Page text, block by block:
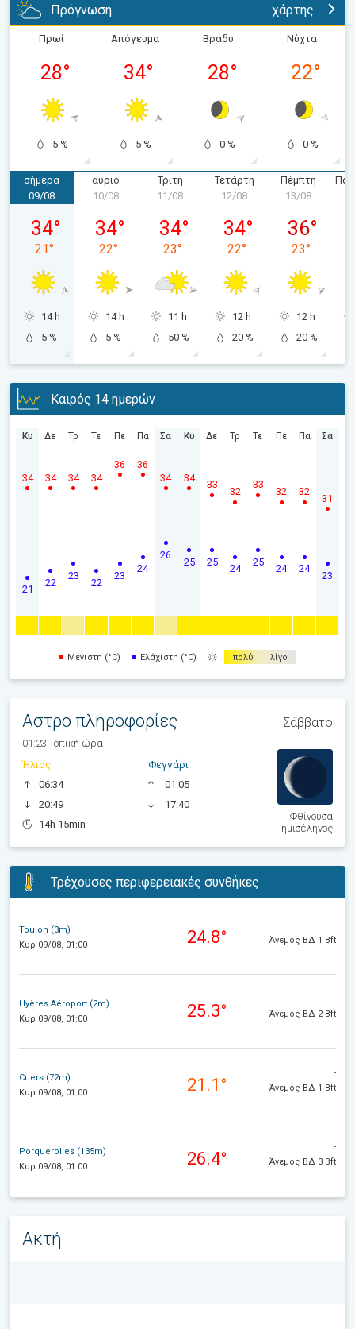
Πρόγνωση χάρτης
Πρωί
28°
5 %
Απόγευμα
34°
5 %
Βράδυ
28°
0 %
Νύχτα
22°
0 %
σήμερα
Κυριακή 09/08
09/08
34°
21°
14 h
5 %
αύριο
Δευτέρα 10/08
10/08
34°
22°
14 h
5 %
Τρίτη
11/08
34°
23°
11 h
50 %
Τετάρτη
Τετάρτη 12/08
12/08
34°
22°
12 h
20 %
Πέμπτη
13/08
36°
23°
12 h
20 %
Καιρός 14 ημερών
Κυ
21
34
Δε
22
34
Τρ
23
34
Τε
22
34
Πε
23
36
Πα
24
36
Σα
26
34
Κυ
25
34
Δε
25
33
Τρ
24
32
Τε
25
33
Πε
24
32
Πα
24
32
Σα
23
31
Μέγιστη (°C) Ελάχιστη (°C) πολύ λίγο
Αστρο πληροφορίες Σάββατο
01:23 Τοπική ώρα
Ήλιος
06:34
20:49
14h 15min
Φεγγάρι
01:05
17:40
Φθίνουσα
ημισέληνος
Τρέχουσες περιφερειακές συνθήκες
Toulon (3m)
Κυρ 09/08, 01:00
24.8°
-
Άνεμος ΒΔ 1 Bft
Hyères Aéroport (2m)
Κυρ 09/08, 01:00
25.3°
-
Άνεμος ΒΔ 2 Bft
Cuers (72m)
Κυρ 09/08, 01:00
21.1°
-
Άνεμος ΒΔ 1 Bft
Porquerolles (135m)
Κυρ 09/08, 01:00
26.4°
-
Άνεμος ΒΔ 3 Bft
Ακτή